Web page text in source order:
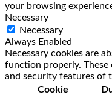
your browsing
Necessary
Necessary
Always Enabled
Necessary cookies are
function properly. These
and security features of
Cookie